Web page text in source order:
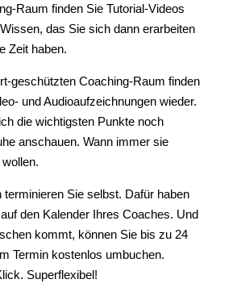
Raum finden Sie Tutorial-Videos
das Sie sich dann erarbeiten
Zeit haben.
geschützten Coaching-Raum finden
und Audioaufzeichnungen wieder.
die wichtigsten Punkte noch
anschauen. Wann immer sie
terminieren Sie selbst. Dafür haben
den Kalender Ihres Coaches. Und
kommt, können Sie bis zu 24
Termin kostenlos umbuchen.
Superflexibel!